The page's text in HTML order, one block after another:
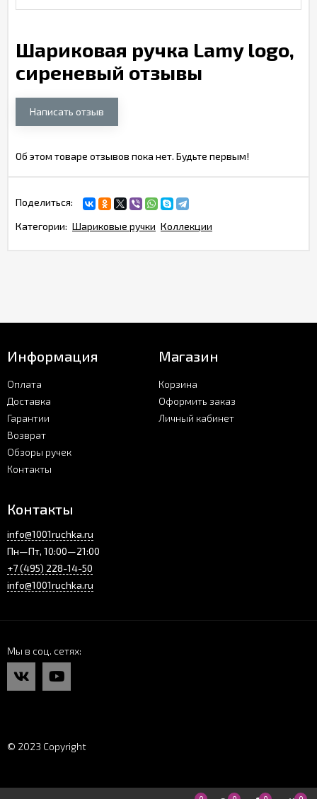
Шариковая ручка Lamy logo,
сиреневый отзывы
Написать отзыв
Об этом товаре отзывов пока нет. Будьте первым!
Поделиться:
Категории: Шариковые ручки Коллекции
Информация
Оплата
Доставка
Гарантии
Возврат
Обзоры ручек
Контакты
Магазин
Корзина
Оформить заказ
Личный кабинет
Контакты
info@1001ruchka.ru
Пн—Пт, 10:00—21:00
+7 (495) 228-14-50
info@1001ruchka.ru
Мы в соц. сетях
© 2023 Copyright